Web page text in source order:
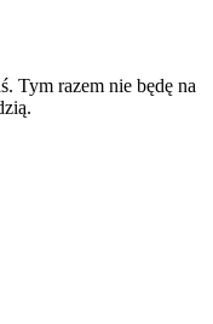
Tym razem nie będę na